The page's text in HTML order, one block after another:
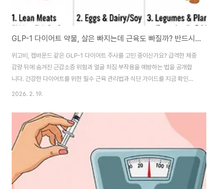
GLP-1 다이어트 약물, 살은 빠지는데 근육도 빠질까? 반드시 알아야 할 부작용과 근육 보존 전략
위고비, 젭바운드 같은 GLP-1 다이어트 주사를 고민 중이신가요? 급격한 체중
감량 뒤에 숨겨진 근감소증 위험과 얼굴 처짐 부작용을 예방하는 법을 공개합
니다. 건강한 다이어트를 위한 필수 근육 관리법과 식단 가이드를 지금 확인하
세요. "살만 빠지는 게 정답일까?" GLP-1 다이어트 약물 사용 전 필수 체크: 부
것들최근 일론 머스크를 비롯한 글로벌 셀럽들이 사용하며 화제가 된 GLP-1
수용체 작용제(위고비, 젭바운드 등)는 비만 치료의 패러다임을 바꿨습니다.
"의지만으로 안 되던 살이 빠진다"는 찬사가 쏟아지지만, 입시 전문가가 학생
의 성적표 뒤에 숨은 기초 실력을 보듯, 우리도 체중계 숫자 뒤에 숨은 '체성분
의 변화'를..
2026. 2. 19.